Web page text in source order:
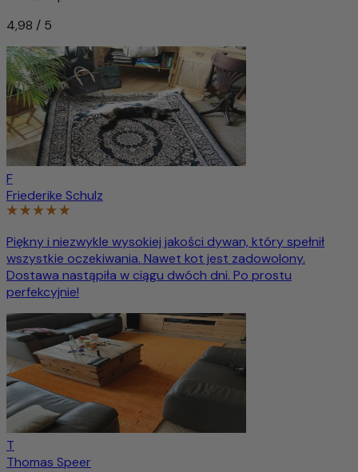
4,98 / 5
F
Friederike Schulz
Piękny i niezwykle wysokiej jakości dywan, który spełnił
wszystkie oczekiwania. Nawet kot jest zadowolony.
Dostawa nastąpiła w ciągu dwóch dni. Po prostu
perfekcyjnie!
T
Thomas Speer